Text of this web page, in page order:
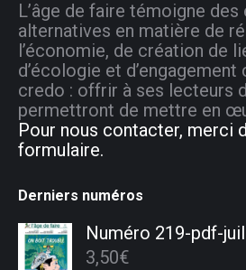
L’âge de faire témoigne
alternatives en matière de
l’économie, de création de
d’écologie et d’engagement
credo : offrir à ses lecteurs
permettront de mettre en
Pour nous contacter, merci
formulaire.
Derniers numéros
Numéro 219-pdf-
3,50€